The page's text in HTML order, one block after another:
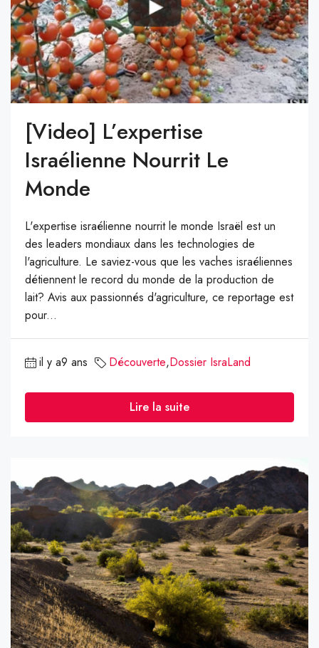
[video] L’expertise
Israélienne Nourrit Le
Monde
L'expertise israélienne nourrit le monde Israël est un
des leaders mondiaux dans les technologies de
l'agriculture. Le saviez-vous que les vaches israéliennes
détiennent le record du monde de la production de
lait? Avis aux passionnés d'agriculture, ce reportage est
pour...
il y a9 ans Découverte,Dossier IsraLand
Lire la suite